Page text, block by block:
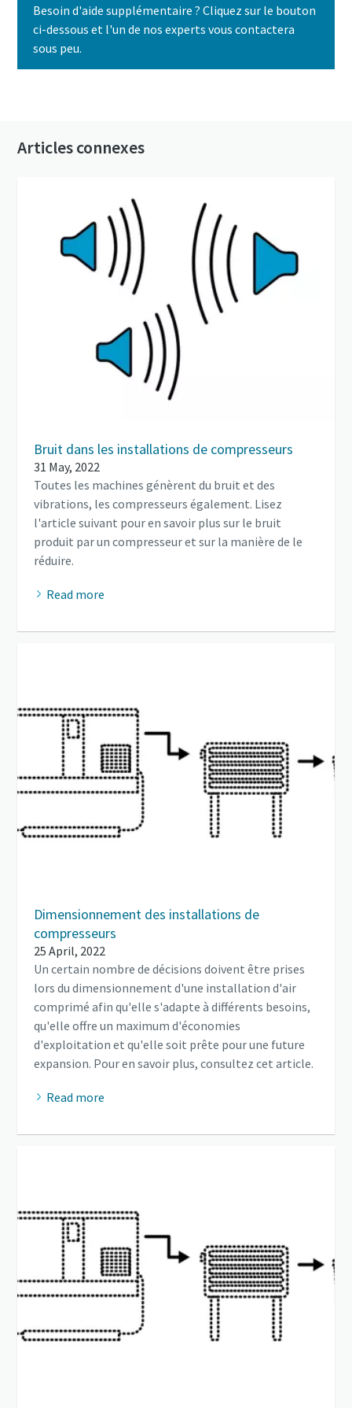
Besoin d'aide supplémentaire ? Cliquez sur le bouton
ci-dessous et l'un de nos experts vous contactera
sous peu.
Articles connexes
Bruit dans les installations de compresseurs
31 May, 2022
Toutes les machines génèrent du bruit et des
vibrations, les compresseurs également. Lisez
l'article suivant pour en savoir plus sur le bruit
produit par un compresseur et sur la manière de le
réduire.
Read more
Dimensionnement des installations de
compresseurs
25 April, 2022
Un certain nombre de décisions doivent être prises
lors du dimensionnement d'une installation d'air
comprimé afin qu'elle s'adapte à différents besoins,
qu'elle offre un maximum d'économies
d'exploitation et qu'elle soit prête pour une future
expansion. Pour en savoir plus, consultez cet article.
Read more